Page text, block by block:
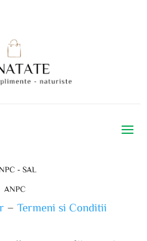
- SAL
ANPC
– Termeni si Conditii